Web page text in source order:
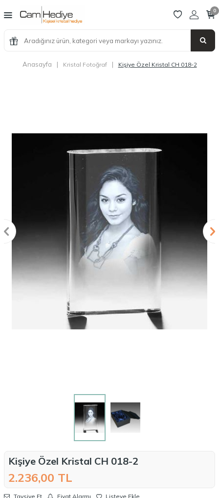
0
Anasayfa | Kristal Fotoğraf | Kişiye Özel Kristal CH 018-2
Kişiye Özel Kristal CH 018-2
2.236,00 TL
Tavsiye Et Fiyat Alarmı Listeye Ekle